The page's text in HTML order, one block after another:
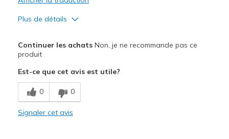
Plus de détails
Attractive Design
Durable
Les meilleures utilisations
Casual Wear
Continuer les achatsNon, je ne recommande pas ce
produit
Est-ce que cet avis est utile?
0 0
Signaler cet avis